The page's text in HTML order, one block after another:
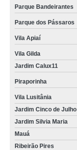
Parque Bandeirantes
Parque dos Pássaros
Vila Apiaí
Vila Gilda
Jardim Calux11
Piraporinha
Vila Lusitânia
Jardim Cinco de Julho
Jardim Silvia Maria
Mauá
Ribeirão Pires